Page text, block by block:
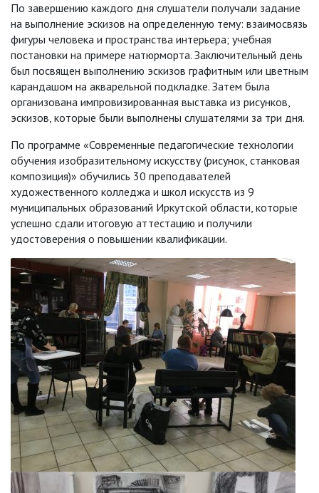
По завершению каждого дня слушатели получали задание
на выполнение эскизов на определенную тему: взаимосвязь
фигуры человека и пространства интерьера; учебная
постановки на примере натюрморта. Заключительный день
был посвящен выполнению эскизов графитным или цветным
карандашом на акварельной подкладке. Затем была
организована импровизированная выставка из рисунков,
эскизов, которые были выполнены слушателями за три дня.
По программе «Современные педагогические технологии
обучения изобразительному искусству (рисунок, станковая
композиция)» обучились 30 преподавателей
художественного колледжа и школ искусств из 9
муниципальных образований Иркутской области, которые
успешно сдали итоговую аттестацию и получили
удостоверения о повышении квалификации.